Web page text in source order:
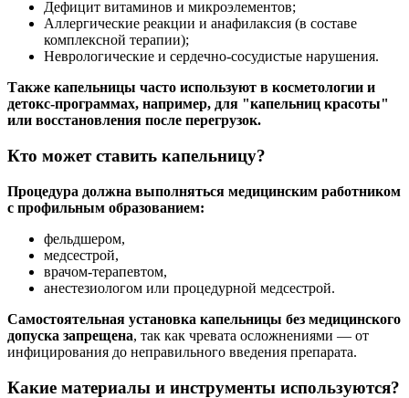
Дефицит витаминов и микроэлементов;
Аллергические реакции и анафилаксия (в составе
комплексной терапии);
Неврологические и сердечно-сосудистые нарушения.
Также капельницы часто используют в косметологии и
детокс-программах, например, для "капельниц красоты"
или восстановления после перегрузок.
Кто может ставить капельницу?
Процедура должна выполняться медицинским работником
с профильным образованием:
фельдшером,
медсестрой,
врачом-терапевтом,
анестезиологом или процедурной медсестрой.
Самостоятельная установка капельницы без медицинского
допуска запрещена, так как чревата осложнениями — от
инфицирования до неправильного введения препарата.
Какие материалы и инструменты используются?